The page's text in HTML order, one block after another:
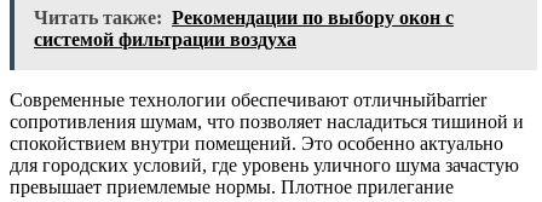
Читать также: Рекомендации по выбору окон с
системой фильтрации воздуха
Современные технологии обеспечивают отличныйbarrier
сопротивления шумам, что позволяет насладиться тишиной и
спокойствием внутри помещений. Это особенно актуально
для городских условий, где уровень уличного шума зачастую
превышает приемлемые нормы. Плотное прилегание